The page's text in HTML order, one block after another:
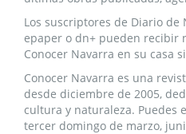
Los suscriptores de Diario de
epaper o dn+ pueden recibir
Conocer Navarra en su casa
Conocer Navarra es una
desde diciembre de 2005,
cultura y naturaleza. Puedes
tercer domingo de marzo,